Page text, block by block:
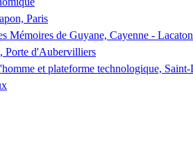
Paris
Mémoires de Guyane, Cayenne -
Porte d'Aubervilliers
et plateforme technologique,